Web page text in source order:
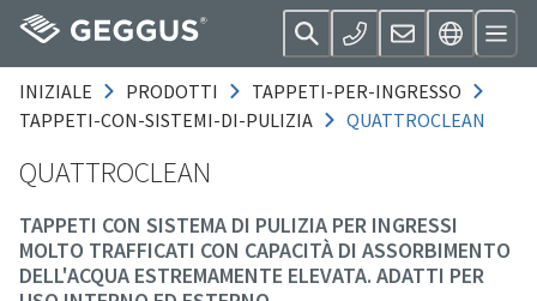
INIZIALE PRODOTTI
TAPPETI-PER-INGRESSO
TAPPETI-CON-SISTEMI-DI-PULIZIA
QUATTROCLEAN
QUATTROCLEAN
TAPPETI CON SISTEMA DI PULIZIA PER INGRESSI
MOLTO TRAFFICATI CON CAPACITÀ DI ASSORBIMENTO
DELL'ACQUA ESTREMAMENTE ELEVATA. ADATTI PER